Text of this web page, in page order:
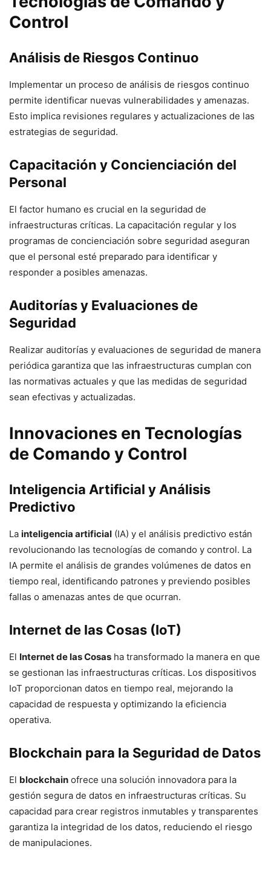
Control
Análisis de Riesgos Continuo
Implementar un proceso de análisis de riesgos continuo
permite identificar nuevas vulnerabilidades y amenazas.
Esto implica revisiones regulares y actualizaciones de las
estrategias de seguridad.
Capacitación y Concienciación del
Personal
El factor humano es crucial en la seguridad de
infraestructuras críticas. La capacitación regular y los
programas de concienciación sobre seguridad aseguran
que el personal esté preparado para identificar y
responder a posibles amenazas.
Auditorías y Evaluaciones de
Seguridad
Realizar auditorías y evaluaciones de seguridad de manera
periódica garantiza que las infraestructuras cumplan con
las normativas actuales y que las medidas de seguridad
sean efectivas y actualizadas.
Innovaciones en Tecnologías
de Comando y Control
Inteligencia Artificial y Análisis
Predictivo
La inteligencia artificial (IA) y el análisis predictivo están
revolucionando las tecnologías de comando y control. La
IA permite el análisis de grandes volúmenes de datos en
tiempo real, identificando patrones y previendo posibles
fallas o amenazas antes de que ocurran.
Internet de las Cosas (IoT)
El Internet de las Cosas ha transformado la manera en que
se gestionan las infraestructuras críticas. Los dispositivos
IoT proporcionan datos en tiempo real, mejorando la
capacidad de respuesta y optimizando la eficiencia
operativa.
Blockchain para la Seguridad de Datos
El blockchain ofrece una solución innovadora para la
gestión segura de datos en infraestructuras críticas. Su
capacidad para crear registros inmutables y transparentes
garantiza la integridad de los datos, reduciendo el riesgo
de manipulaciones.